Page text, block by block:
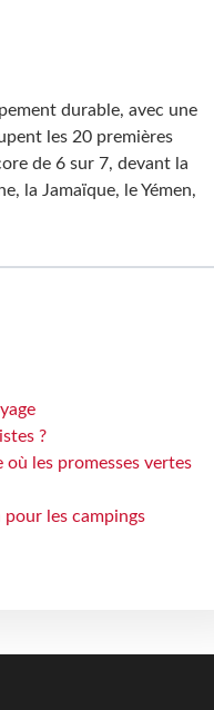
durable, avec une
les 20 premières
de 6 sur 7, devant la
la Jamaïque, le Yémen,
?
les promesses vertes
les campings